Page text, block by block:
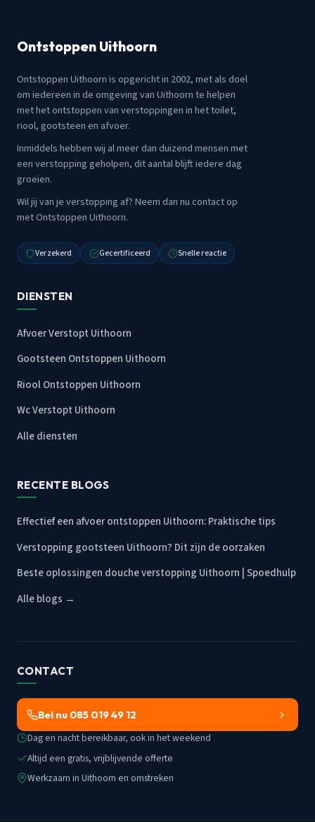
Ontstoppen Uithoorn
Ontstoppen Uithoorn is opgericht in 2002, met als doel
om iedereen in de omgeving van Uithoorn te helpen
met het ontstoppen van verstoppingen in het toilet,
riool, gootsteen en afvoer.
Inmiddels hebben wij al meer dan duizend mensen met
een verstopping geholpen, dit aantal blijft iedere dag
groeien.
Wil jij van je verstopping af? Neem dan nu contact op
met Ontstoppen Uithoorn.
Verzekerd Gecertificeerd Snelle reactie
DIENSTEN
Afvoer Verstopt Uithoorn
Gootsteen Ontstoppen Uithoorn
Riool Ontstoppen Uithoorn
Wc Verstopt Uithoorn
Alle diensten
RECENTE BLOGS
Effectief een afvoer ontstoppen Uithoorn: Praktische tips
Verstopping gootsteen Uithoorn? Dit zijn de oorzaken
Beste oplossingen douche verstopping Uithoorn | Spoedhulp
Alle blogs →
CONTACT
Bel nu 085 019 49 12
Dag en nacht bereikbaar, ook in het weekend
Altijd een gratis, vrijblijvende offerte
Werkzaam in Uithoorn en omstreken